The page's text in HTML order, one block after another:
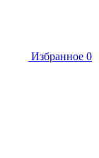
Избранное 0